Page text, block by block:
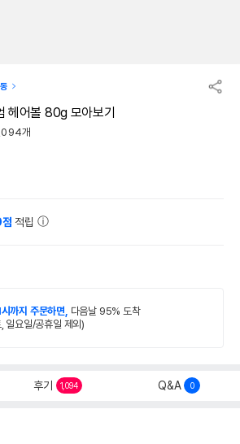
헤어볼 80g 모아보기
개
적립
까지 주문하면, 다음날 95% 도착
일요일/공휴일 제외)
후기 1,094 Q&A 0